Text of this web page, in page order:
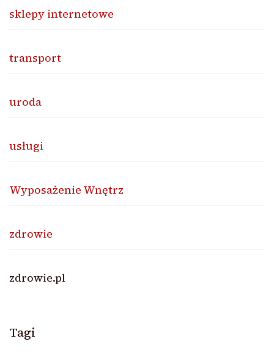
sklepy internetowe
transport
uroda
usługi
Wyposażenie Wnętrz
zdrowie
zdrowie.pl
Tagi